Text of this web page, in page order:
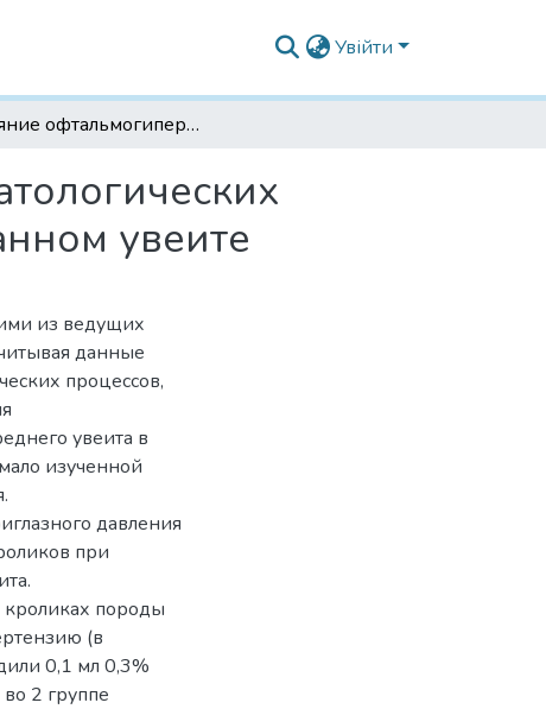
Увійти
Влияние офтальмогипертензии на развитие патологических изменений в глазах кроликов при моделированном увеите
увеите
из ведущих
данные
процессов,
увеита в
изученной
давления
при
породы
(в
0,1 мл 0,3%
2 группе